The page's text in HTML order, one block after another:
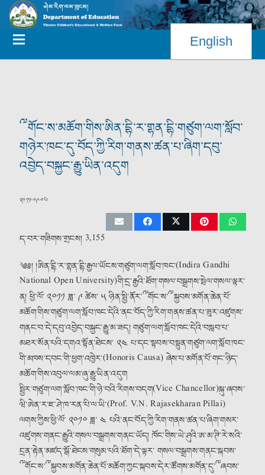
English
༸གོང་ས་མཆོག་གིས་ཨིན་དྷི་ར་གྷན་དྷི་གཙུག་ལག་སློབ་
གཉེར་ཁང་དུ་བོད་ཀྱི་རིག་གནས་ཚན་པ་ཞིག་དབུ་
འབྱེད་བསྐྱང་རྒྱུ་ཡིན་འདུག
༢༠༡༡-༠༩-༠༦
ད་བར་གཟིགས་གྲངས། 3,155
༄༅། །ཨིན་དྷི་ར་གྷན་དྷི་རྒྱལ་ཡོངས་གཙུག་ལག་སློབ་ཁང་(Indira Gandhi
National Open University)གི་དྲ་རྒྱའི་ཐོག་གསལ་བསྒྲགས་སྤེལ་གསལ་ལྟར་
ན། ཕྱི་ལོ་ ༢༠༡༡ ཟླ་ ༩ ཚེས་ ༥ ཉིན་སྤྱི་ནོར་༸གོང་ས་༸སྐྱབས་མགོན་ཆེན་པོ་
མཆོག་གིས་གཙུག་ལག་སློབ་ཁང་དེའི་ནང་བོད་ཀྱི་རིག་གནས་ཚན་པ་ཟུར་འཛུགས་
གནང་བ་དེ་དབུ་འབྱེད་བསྐྱང་རྒྱུ་མ་ཟད། གཙུག་ལག་སློབ་ཁང་དེའི་བསླབ་པ་
མཐར་སོན་པའི་དགའ་སྟོན་ཐེངས་ ༢༤ པ་དང་སྟབས་བསྟུན་གཙུག་ལག་སློབ་ཁང་
གི་མཁས་དབང་གི་ཕྱག་འཁྱེར་(Honoris Causa) ཞེས་པ་མགོན་པོ་གང་ཉིད་
མཆོག་གིས་འབུལ་ལམ་ཞུ་རྒྱུ་ཡིན་འདུག
སྤྱིར་གཙུག་ལག་སློབ་ཁང་གི་ཉེ་བའི་རིགས་བདག(Vice Chancellor)སྐུ་ཞབས་
ཝི་ཨེན་ར་ཇ་ཤེ་ཁ་རན་པི་ལ་ཡི་(Prof. V.N. Rajasekharan Pillai)
ལགས་ཀྱིས་ཕྱི་ལོ་ ༢༠༡༠ ཟླ་ ༤ པའི་ནང་བོད་ཀྱི་རིག་གནས་ཚན་པ་ཞིག་གསར་
འཛུགས་གནང་རྒྱུའི་གསལ་བསྒྲགས་གནང་ཡོད། ཁོང་གིས་ཡེ་ཤུའི་ཨ་མ་ཊི་རེ་སའི་
དྲན་རྟེན་མཛད་སྒོ་ཐེངས་གསུམ་པའི་ཐོག་དེ་ལྟར་ གསལ་བསྒྲགས་གནང་སྐབས་
༸གོང་ས་༸སྐྱབས་མགོན་ཆེན་པོ་མཆོག་ཀྱང་སྐབས་དེར་ཚོགས་མགོན་དུ་༸ཞབས་